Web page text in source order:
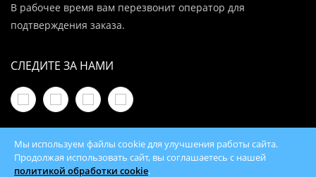
В рабочее время вам перезвонит оператор для
подтверждения заказа.
СЛЕДИТЕ ЗА НАМИ
Мы используем файлы cookie для улучшения работы сайта.
Продолжая использовать сайт, вы соглашаетесь с нашей
политикой обработки cookie.